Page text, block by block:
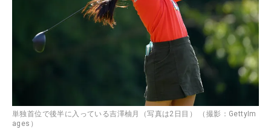
単独首位で後半に入っている吉澤柚月（写真は2日目） （撮影：GettyIm
ages）